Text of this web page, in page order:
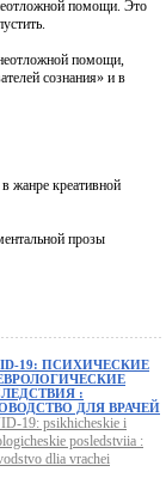
помощи. Это
помощи,
сознания» и в
жанре креативной
прозы
19: ПСИХИЧЕСКИЕ
:
ДЛЯ ВРАЧЕЙ
19: psikhicheskie i
posledstviia :
dlia vrachei